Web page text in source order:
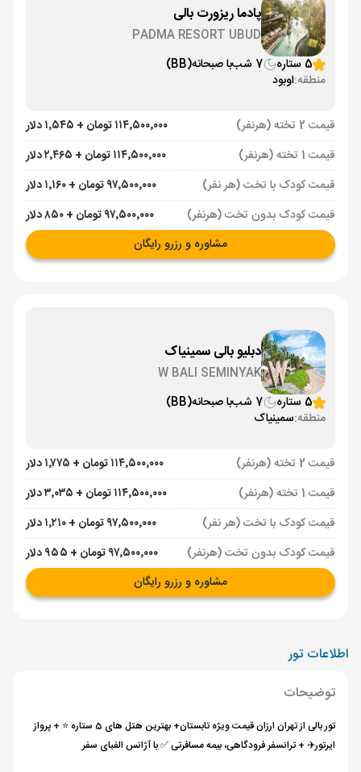
پادما ریزورت بالی
PADMA RESORT UBUD
5 ستاره
7 شب با صبحانه(BB)
منطقه:اوبود
قیمت 2 تخته (هرنفر)
۱۱۴٬۵۰۰٬۰۰۰ تومان + ۱٬۵۴۵ دلار
قیمت 1 تخته (هرنفر)
۱۱۴٬۵۰۰٬۰۰۰ تومان + ۲٬۴۶۵ دلار
قیمت کودک با تخت (هر نفر)
۹۷٬۵۰۰٬۰۰۰ تومان + ۱٬۱۶۰ دلار
قیمت کودک بدون تخت (هرنفر)
۹۷٬۵۰۰٬۰۰۰ تومان + ۸۵۰ دلار
مشاوره و رزرو رایگان
دبلیو بالی سمینیاک
W BALI SEMINYAK
5 ستاره
7 شب با صبحانه(BB)
منطقه:سمینیاک
قیمت 2 تخته (هرنفر)
۱۱۴٬۵۰۰٬۰۰۰ تومان + ۱٬۷۷۵ دلار
قیمت 1 تخته (هرنفر)
۱۱۴٬۵۰۰٬۰۰۰ تومان + ۳٬۰۳۵ دلار
قیمت کودک با تخت (هر نفر)
۹۷٬۵۰۰٬۰۰۰ تومان + ۱٬۲۱۰ دلار
قیمت کودک بدون تخت (هرنفر)
۹۷٬۵۰۰٬۰۰۰ تومان + ۹۵۵ دلار
مشاوره و رزرو رایگان
اطلاعات تور
توضیحات
تور بالی از تهران ارزان قیمت ویژه تابستان+ بهترین هتل های 5 ستاره ⭐️ + پرواز
ایرتور✈️ + ترانسفر فرودگاهی، بیمه مسافرتی ✅ با آژانس الفبای سفر